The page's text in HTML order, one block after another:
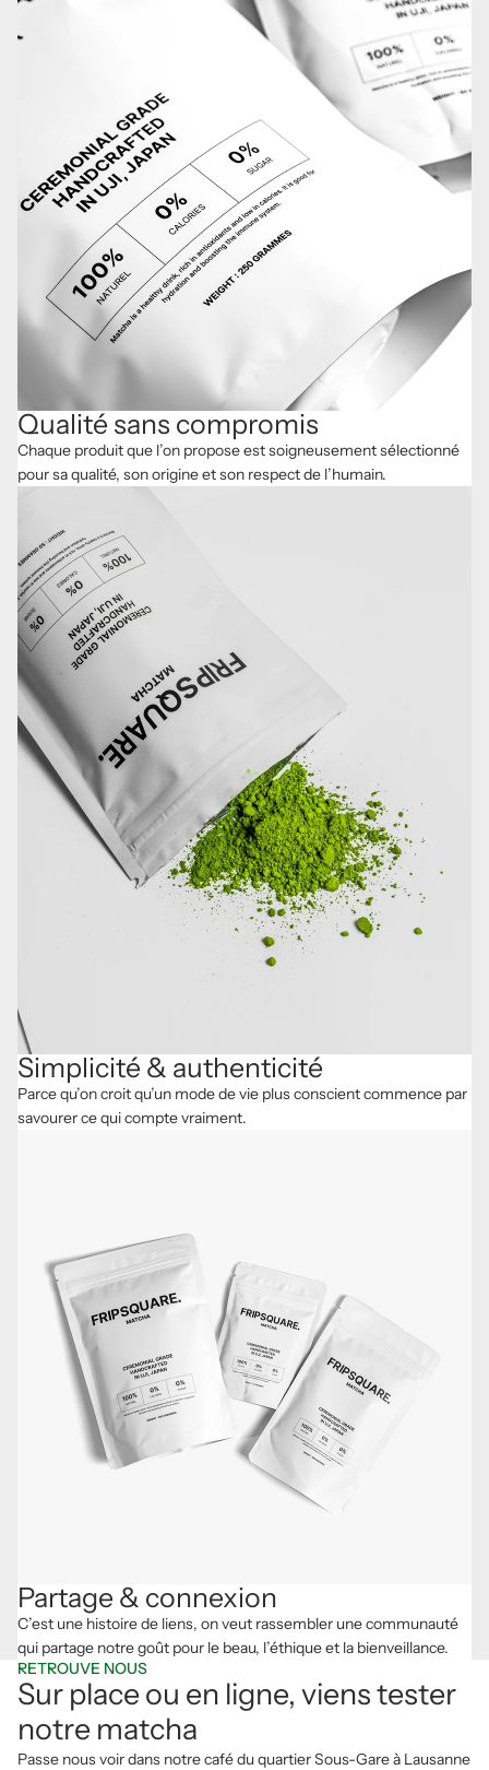
Qualité sans compromis
Chaque produit que l’on propose est soigneusement sélectionné
pour sa qualité, son origine et son respect de l’humain.
Simplicité & authenticité
Parce qu’on croit qu’un mode de vie plus conscient commence par
savourer ce qui compte vraiment.
Partage & connexion
C’est une histoire de liens, on veut rassembler une communauté
qui partage notre goût pour le beau, l’éthique et la bienveillance.
RETROUVE NOUS
Sur place ou en ligne, viens tester
notre matcha
Passe nous voir dans notre café du quartier Sous-Gare à Lausanne